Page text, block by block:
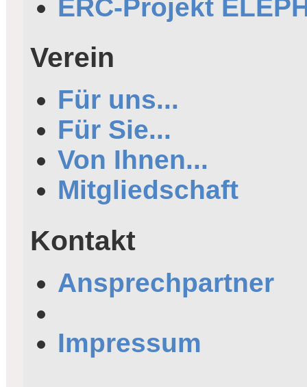
ERC-Projekt
Verein
Für uns...
Für Sie...
Von Ihnen...
Mitgliedschaft
Kontakt
Ansprechpartner
Impressum